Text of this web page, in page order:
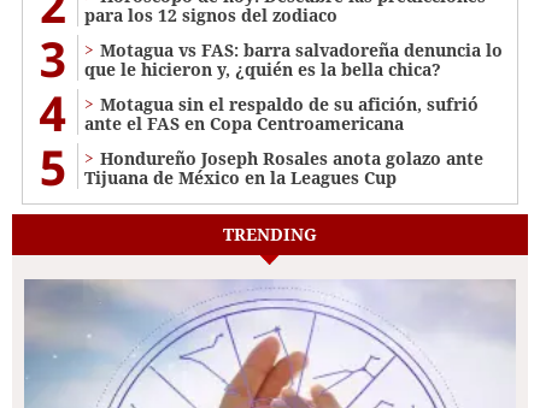
para los 12 signos del zodiaco
3
Motagua vs FAS: barra salvadoreña denuncia lo
que le hicieron y, ¿quién es la bella chica?
4
Motagua sin el respaldo de su afición, sufrió
ante el FAS en Copa Centroamericana
5
Hondureño Joseph Rosales anota golazo ante
Tijuana de México en la Leagues Cup
TRENDING